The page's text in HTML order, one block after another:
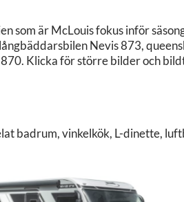
som är McLouis fokus inför
Nevis 873,
Klicka för större bilder och
badrum, vinkelkök, L-dinette,